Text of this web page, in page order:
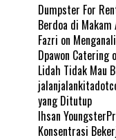
Dumpster For
Berdoa di Makam
Fazri on
Dpawon Catering
Lidah Tidak Mau
yang Ditutup
Ihsan
Konsentrasi